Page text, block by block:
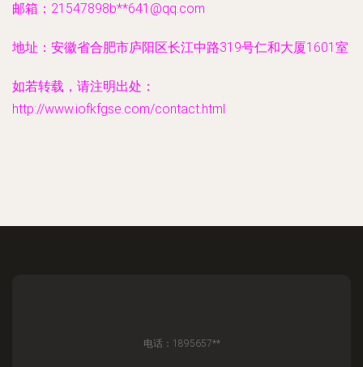
邮箱：21547898b**641@qq.com
地址：安徽省合肥市庐阳区长江中路319号仁和大厦1601室
如若转载，请注明出处：
http://www.iofkfgse.com/contact.html
电话：1895657**